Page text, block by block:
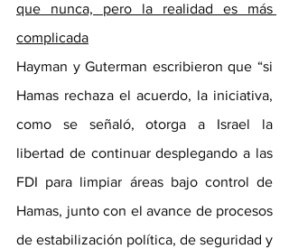
que nunca, pero la realidad es más
complicada
Hayman y Guterman escribieron que “si
Hamas rechaza el acuerdo, la iniciativa,
como se señaló, otorga a Israel la
libertad de continuar desplegando a las
FDI para limpiar áreas bajo control de
Hamas, junto con el avance de procesos
de estabilización política, de seguridad y